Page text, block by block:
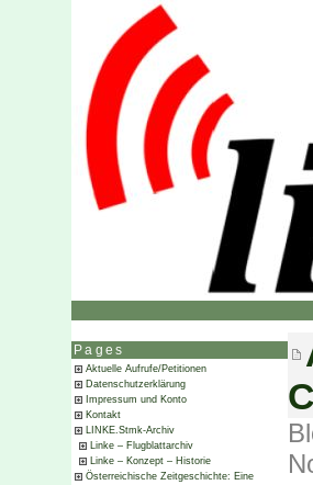
Pages
Aktuelle Aufrufe/Petitionen
Datenschutzerklärung
Impressum und Konto
Kontakt
LINKE.Stmk-Archiv
Linke – Flugblattarchiv
Linke – Konzept – Historie
Österreichische Zeitgeschichte: Eine